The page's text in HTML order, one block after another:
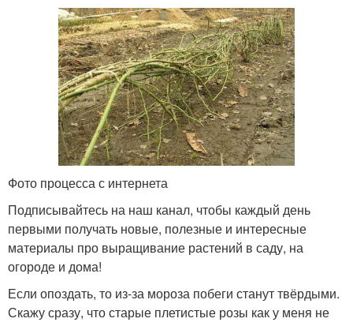
Фото процесса с интернета
Подписывайтесь на наш канал, чтобы каждый день
первыми получать новые, полезные и интересные
материалы про выращивание растений в саду, на
огороде и дома!
Если опоздать, то из-за мороза побеги станут твёрдыми.
Скажу сразу, что старые плетистые розы как у меня не